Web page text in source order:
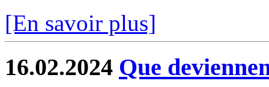
[En savoir plus]
16.02.2024 Que